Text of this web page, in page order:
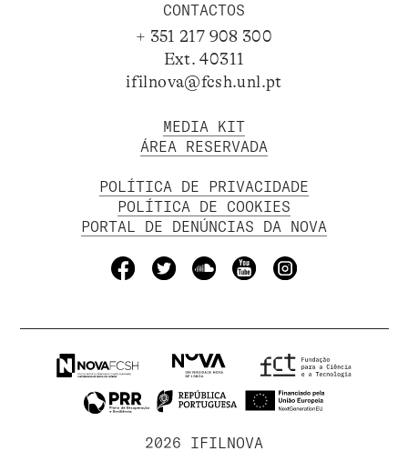
CONTACTOS
+ 351 217 908 300
Ext. 40311
ifilnova@fcsh.unl.pt
MEDIA KIT
ÁREA RESERVADA
POLÍTICA DE PRIVACIDADE
POLÍTICA DE COOKIES
PORTAL DE DENÚNCIAS DA NOVA
2026 IFILNOVA